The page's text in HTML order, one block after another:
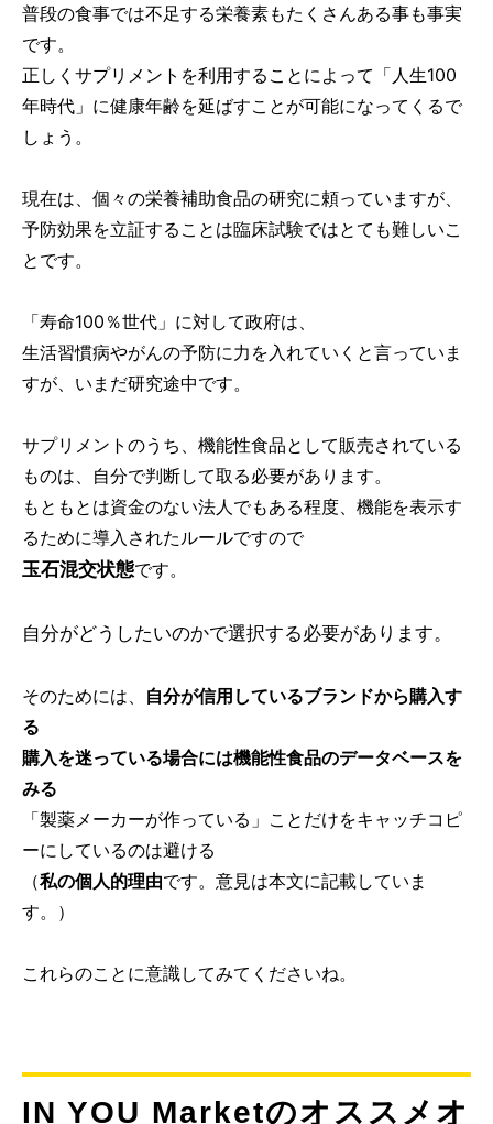
普段の食事では不足する栄養素もたくさんある事も事実
です。
正しくサプリメントを利用することによって「人生100
年時代」に健康年齢を延ばすことが可能になってくるで
しょう。
現在は、個々の栄養補助食品の研究に頼っていますが、
予防効果を立証することは臨床試験ではとても難しいこ
とです。
「寿命100％世代」に対して政府は、
生活習慣病やがんの予防に力を入れていくと言っていま
すが、いまだ研究途中です。
サプリメントのうち、機能性食品として販売されている
ものは、自分で判断して取る必要があります。
もともとは資金のない法人でもある程度、機能を表示す
るために導入されたルールですので
玉石混交状態です。
自分がどうしたいのかで選択する必要があります。
そのためには、 自分が信用しているブランドから購入す
る
購入を迷っている場合には機能性食品のデータベースを
みる
「製薬メーカーが作っている」ことだけをキャッチコピ
ーにしているのは避ける
（私の個人的理由です。意見は本文に記載していま
す。）
これらのことに意識してみてくださいね。
IN YOU Marketのオススメオ